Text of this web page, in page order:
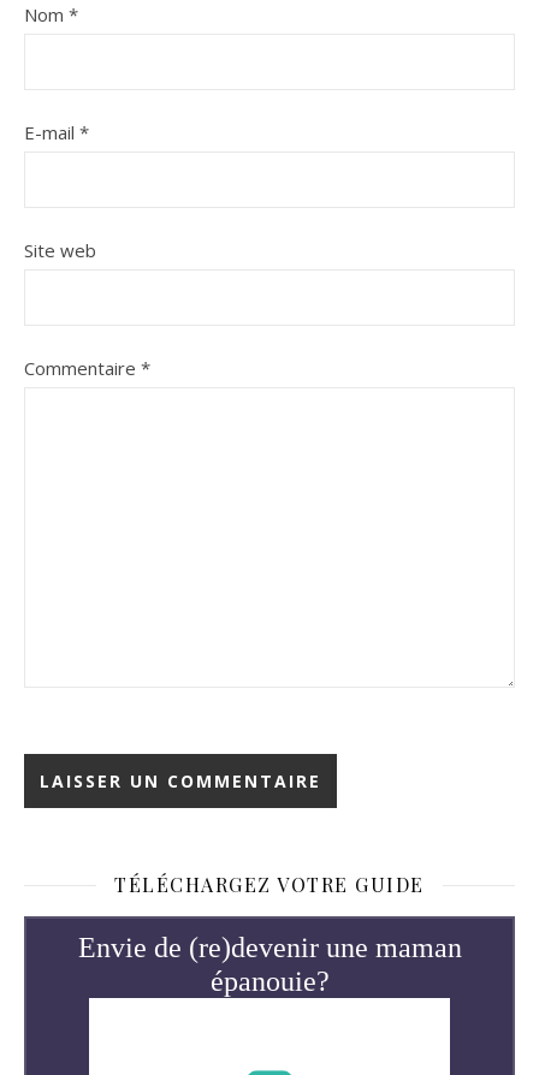
Nom *
E-mail *
Site web
Commentaire *
TÉLÉCHARGEZ VOTRE GUIDE